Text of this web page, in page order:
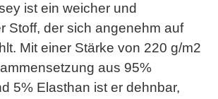
ist ein weicher und
Stoff, der sich angenehm auf
Mit einer Stärke von 220 g/m2
aus 95%
5% Elasthan ist er dehnbar,